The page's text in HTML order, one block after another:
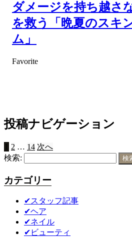
ダメージを持ち越さ
を救う「晩夏のスキ
ム」
Favorite
投稿ナビゲーション
2 … 14 次へ
検索:
カテゴリー
✔スタッフ記事
✔ヘア
✔ネイル
✔ビューティ